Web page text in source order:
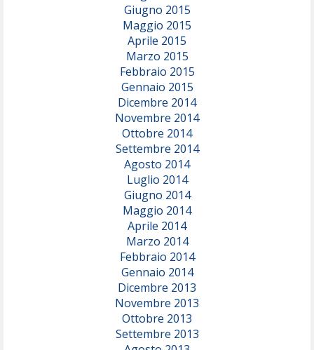
Giugno 2015
Maggio 2015
Aprile 2015
Marzo 2015
Febbraio 2015
Gennaio 2015
Dicembre 2014
Novembre 2014
Ottobre 2014
Settembre 2014
Agosto 2014
Luglio 2014
Giugno 2014
Maggio 2014
Aprile 2014
Marzo 2014
Febbraio 2014
Gennaio 2014
Dicembre 2013
Novembre 2013
Ottobre 2013
Settembre 2013